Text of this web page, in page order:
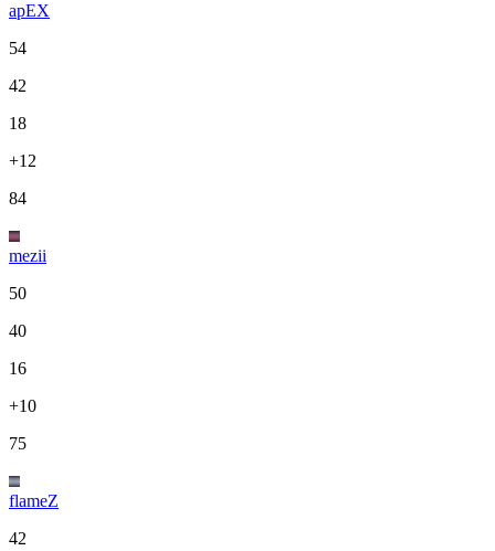
apEX
54
42
18
+12
84
mezii
50
40
16
+10
75
flameZ
42